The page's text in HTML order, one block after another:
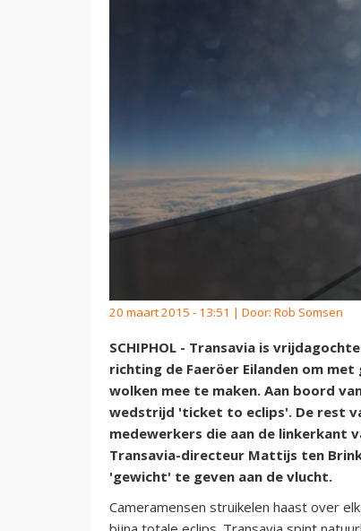
20 maart 2015 - 13:51 | Door: Rob Somsen
SCHIPHOL - Transavia is
richting de Faeröer Eilanden om
wolken mee te maken. Aan boord
wedstrijd 'ticket to eclips'. De rest
medewerkers die aan de linkerkant
Transavia-directeur Mattijs ten
'gewicht' te geven aan de vlucht.
Cameramensen struikelen haast over